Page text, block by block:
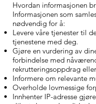
Hvordan informasjonen
Informasjonen som
nødvendig for å:
Levere våre tjenester til
tjenestene med deg.
Gjøre en vurdering av
forbindelse med
rekrutteringsoppdrag
Informere om relevante
Overholde lovmessige
Innhenter IP-adresse